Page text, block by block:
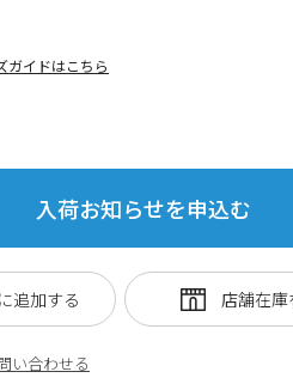
ガイドはこちら
入荷お知らせを申込む
い合わせる
追加する